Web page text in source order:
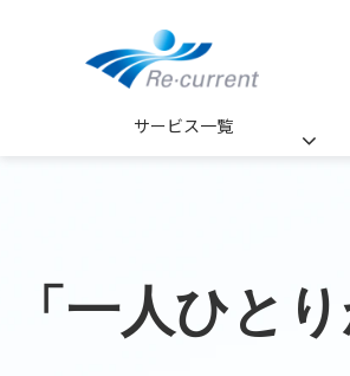
サービス一覧
「一人ひと